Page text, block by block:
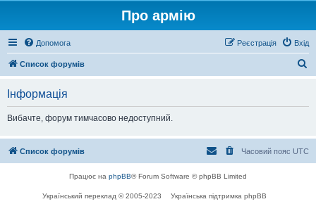
Про армію
Допомога Вхід
Реєстрація
Список форумів
Інформація
Вибачте, форум тимчасово недоступний.
Список форумів Часовий пояс UTC
Працює на phpBB® Forum Software © phpBB Limited
Український переклад © 2005-2023 Українська підтримка phpBB